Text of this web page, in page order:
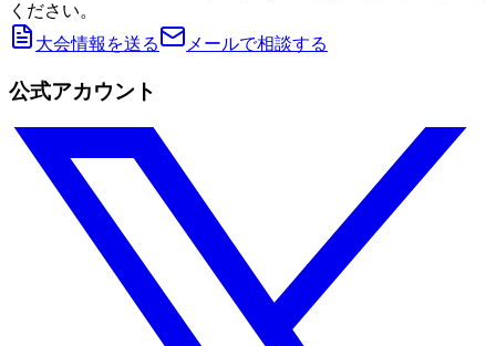
ください。
大会情報を送る
メールで相談する
公式アカウント